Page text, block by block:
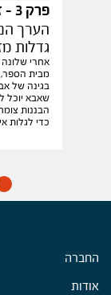
פרק 3 - זרעי בננה
הערך
גדלות
אחרי
מבית
בגינה של
שאבא יוכל
הבננות
כדי לגלות
Footer
החברה
אודות